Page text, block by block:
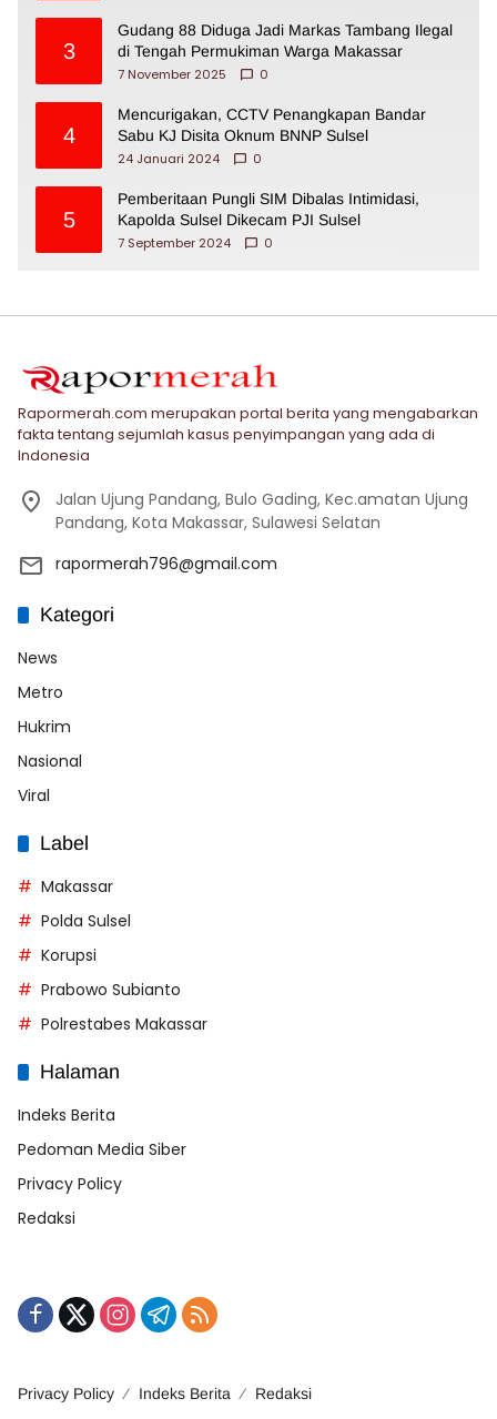
3
Gudang 88 Diduga Jadi Markas Tambang Ilegal
di Tengah Permukiman Warga Makassar
7 November 2025
0
4
Mencurigakan, CCTV Penangkapan Bandar
Sabu KJ Disita Oknum BNNP Sulsel
24 Januari 2024
0
5
Pemberitaan Pungli SIM Dibalas Intimidasi,
Kapolda Sulsel Dikecam PJI Sulsel
7 September 2024
0
Rapormerah.com merupakan portal berita yang mengabarkan
fakta tentang sejumlah kasus penyimpangan yang ada di
Indonesia
Jalan Ujung Pandang, Bulo Gading, Kec.amatan Ujung
Pandang, Kota Makassar, Sulawesi Selatan
rapormerah796@gmail.com
Kategori
News
Metro
Hukrim
Nasional
Viral
Label
Makassar
Polda Sulsel
Korupsi
Prabowo Subianto
Polrestabes Makassar
Halaman
Indeks Berita
Pedoman Media Siber
Privacy Policy
Redaksi
Privacy Policy Indeks Berita Redaksi